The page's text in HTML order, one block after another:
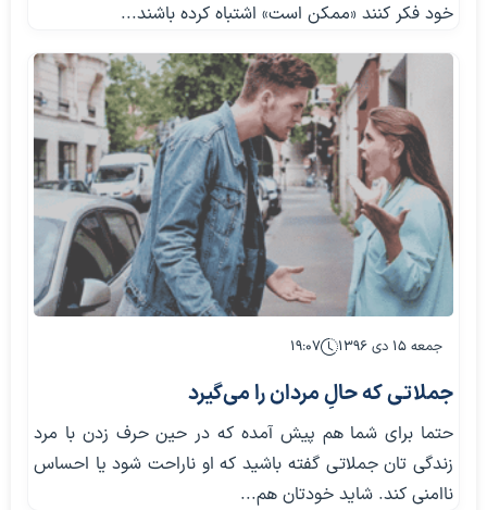
خود فکر کنند «ممکن است» اشتباه کرده باشند...
جمعه ۱۵ دی ۱۳۹۶ ۱۹:۰۷
جملاتی که حالِ مردان را می‌گیرد
حتما برای شما هم پیش آمده که در حین حرف زدن با مرد
زندگی تان جملاتی گفته باشید که او ناراحت شود یا احساس
ناامنی کند. شاید خودتان هم...